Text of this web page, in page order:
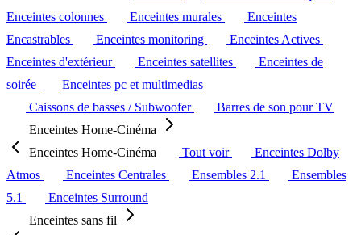
Enceintes colonnes
Enceintes murales
Enceintes
Encastrables
Enceintes monitoring
Enceintes Actives
Enceintes d'extérieur
Enceintes satellites
Enceintes de
soirée
Enceintes pc et multimedias
Caissons de basses / Subwoofer
Barres de son pour TV
Enceintes Home-Cinéma
Enceintes Home-Cinéma
Tout voir
Enceintes Dolby
Atmos
Enceintes Centrales Ensembles 2.1
Ensembles
5.1
Enceintes Surround
Enceintes sans fil